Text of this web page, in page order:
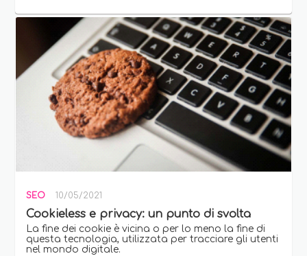
SEO 10/05/2021
Cookieless e privacy: un punto di svolta
La fine dei cookie è vicina o per lo meno la fine di
questa tecnologia, utilizzata per tracciare gli utenti
nel mondo digitale.